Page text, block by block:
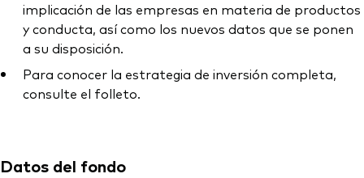
implicación de las empresas en materia de productos
y conducta, así como los nuevos datos que se ponen
a su disposición.
Para conocer la estrategia de inversión completa,
consulte el folleto.
Datos del fondo